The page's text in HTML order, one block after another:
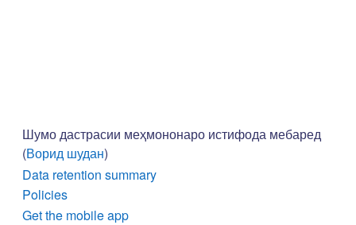
Шумо дастрасии меҳмононаро истифода мебаред
(Ворид шудан)
Data retention summary
Policies
Get the mobile app